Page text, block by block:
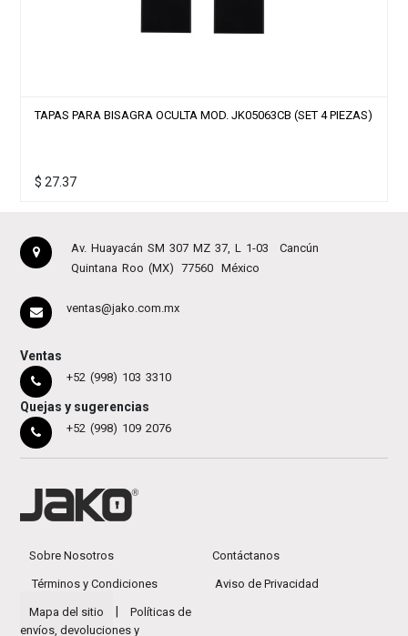
TAPAS PARA BISAGRA OCULTA MOD. JK05063CB (SET 4 PIEZAS)
$ 27.37
Av. Huayacán SM 307 MZ 37, L 1-03
Cancún
Quintana Roo (MX)
77560 México
ventas@jako.com.mx
Ventas
+52 (998) 103 3310
Quejas y sugerencias
+52 (998) 109 2076
Sobre Nosotros Contáctanos
Términos y Condiciones Aviso de Privacidad
Mapa del sitio
Políticas de
envíos, devoluciones y